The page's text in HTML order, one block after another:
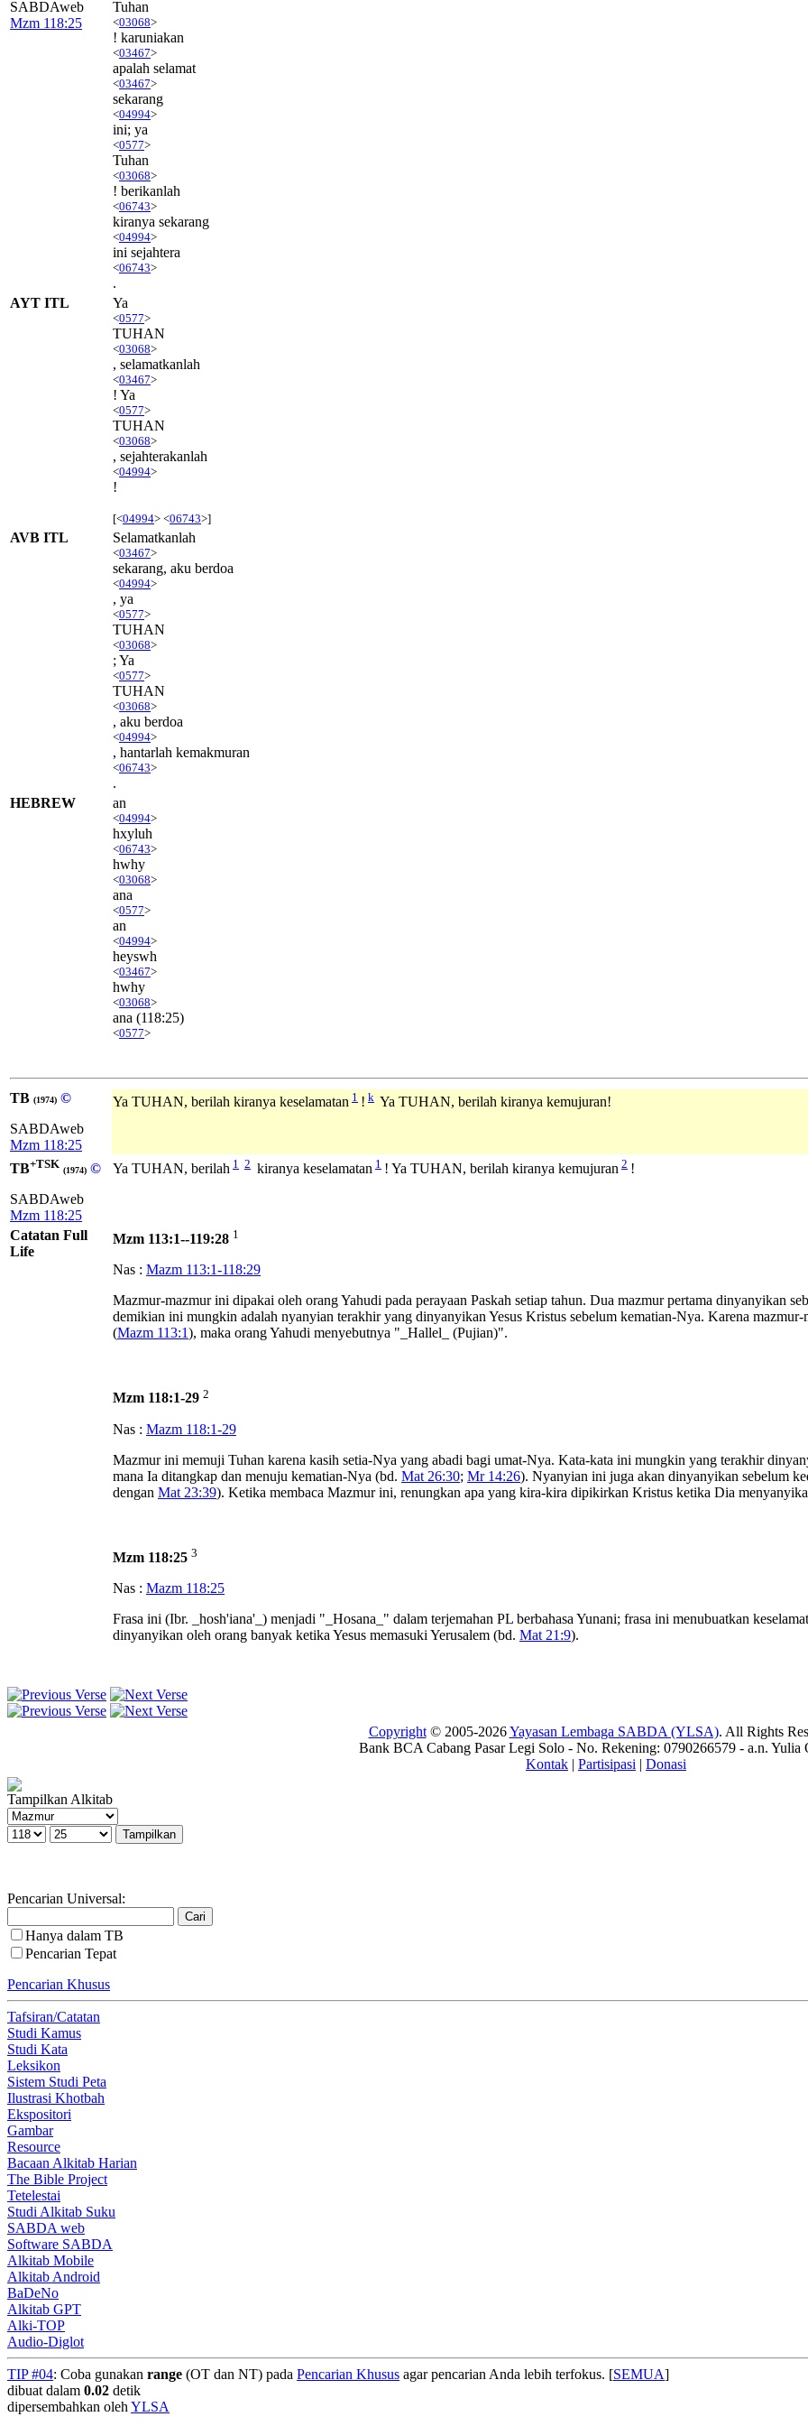
SABDAweb
Mzm 118:25
Tuhan
<03068>
! karuniakan
<03467>
apalah selamat
<03467>
sekarang
<04994>
ini; ya
<0577>
Tuhan
<03068>
! berikanlah
<06743>
kiranya sekarang
<04994>
ini sejahtera
<06743>
.
AYT ITL
Ya
<0577>
TUHAN
<03068>
, selamatkanlah
<03467>
! Ya
<0577>
TUHAN
<03068>
, sejahterakanlah
<04994>
!
[<04994> <06743>]
AVB ITL Selamatkanlah
<03467>
sekarang, aku berdoa
<04994>
, ya
<0577>
TUHAN
<03068>
; Ya
<0577>
TUHAN
<03068>
, aku berdoa
<04994>
, hantarlah kemakmuran
<06743>
.
HEBREW
an
<04994>
hxyluh
<06743>
hwhy
<03068>
ana
<0577>
an
<04994>
heyswh
<03467>
hwhy
<03068>
ana (118:25)
<0577>
TB (1974) ©
SABDAweb
Mzm 118:25
Ya TUHAN, berilah kiranya keselamatan 1 ! k Ya TUHAN, berilah kiranya kemujuran!
TB+TSK (1974) ©
SABDAweb
Mzm 118:25
Ya TUHAN, berilah 1 2 kiranya keselamatan 1 ! Ya TUHAN, berilah kiranya kemujuran 2 !
Catatan Full
Life
Mzm 113:1--119:28 1
Nas : Mazm 113:1-118:29
Mazmur-mazmur ini dipakai oleh orang Yahudi pada perayaan Paskah setiap tahun. Dua mazmur pertama dinyanyikan
demikian ini mungkin adalah nyanyian terakhir yang dinyanyikan Yesus Kristus sebelum kematian-Nya. Karena
(Mazm 113:1), maka orang Yahudi menyebutnya "_Hallel_ (Pujian)".
Mzm 118:1-29 2
Nas : Mazm 118:1-29
Mazmur ini memuji Tuhan karena kasih setia-Nya yang abadi bagi umat-Nya. Kata-kata ini mungkin yang terakhir
mana Ia ditangkap dan menuju kematian-Nya (bd. Mat 26:30; Mr 14:26). Nyanyian ini juga akan dinyanyikan sebelum
dengan Mat 23:39). Ketika membaca Mazmur ini, renungkan apa yang kira-kira dipikirkan Kristus ketika Dia
Mzm 118:25 3
Nas : Mazm 118:25
Frasa ini (Ibr. _hosh'iana'_) menjadi "_Hosana_" dalam terjemahan PL berbahasa Yunani; frasa ini menubuatkan
dinyanyikan oleh orang banyak ketika Yesus memasuki Yerusalem (bd. Mat 21:9).
Copyright© 2005-2026Yayasan Lembaga SABDA (YLSA). All Rights
Bank BCA Cabang Pasar Legi Solo - No. Rekening: 0790266579 - a.n. Yulia
Kontak | Partisipasi | Donasi
Tampilkan Alkitab
Pencarian Universal:
Hanya dalam TB
Pencarian Tepat
Pencarian Khusus
Tafsiran/Catatan
Studi Kamus
Studi Kata
Leksikon
Sistem Studi Peta
Ilustrasi Khotbah
Ekspositori
Gambar
Resource
Bacaan Alkitab Harian
The Bible Project
Tetelestai
Studi Alkitab Suku
SABDA web
Software SABDA
Alkitab Mobile
Alkitab Android
BaDeNo
Alkitab GPT
Alki-TOP
Audio-Diglot
TIP #04: Coba gunakan range (OT dan NT) pada Pencarian Khusus agar pencarian Anda lebih terfokus. [SEMUA]
dibuat dalam 0.02 detik
dipersembahkan oleh YLSA